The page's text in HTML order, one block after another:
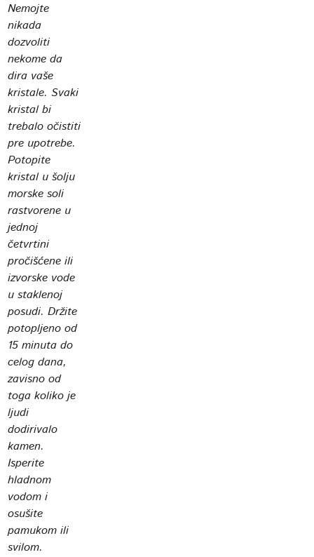
Nemojte
nikada
dozvoliti
nekome da
dira vaše
kristale. Svaki
kristal bi
trebalo očistiti
pre upotrebe.
Potopite
kristal u šolju
morske soli
rastvorene u
jednoj
četvrtini
pročišćene ili
izvorske vode
u staklenoj
posudi. Držite
potopljeno od
15 minuta do
celog dana,
zavisno od
toga koliko je
ljudi
dodirivalo
kamen.
Isperite
hladnom
vodom i
osušite
pamukom ili
svilom.